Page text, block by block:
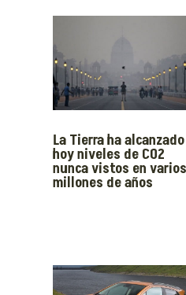
La Tierra ha alcanzado
hoy niveles de CO2
nunca vistos en varios
millones de años